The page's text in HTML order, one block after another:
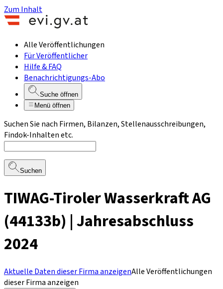
Zum Inhalt
Alle Veröffentlichungen
Für Veröffentlicher
Hilfe & FAQ
Benachrichtigungs-Abo
Suche öffnen
Menü öffnen
Suchen Sie nach Firmen, Bilanzen, Stellenausschreibungen,
Findok-Inhalten etc.
Suchen
TIWAG-Tiroler Wasserkraft AG
(44133b) | Jahresabschluss
2024
Aktuelle Daten dieser Firma anzeigenAlle Veröffentlichungen
dieser Firma anzeigen